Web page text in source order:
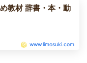
教材 辞書・本・動
www.limosuki.com